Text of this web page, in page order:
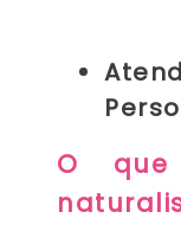
O que